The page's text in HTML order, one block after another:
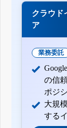
クラウド
ア
業務委託
の信
ポジ
大規
する